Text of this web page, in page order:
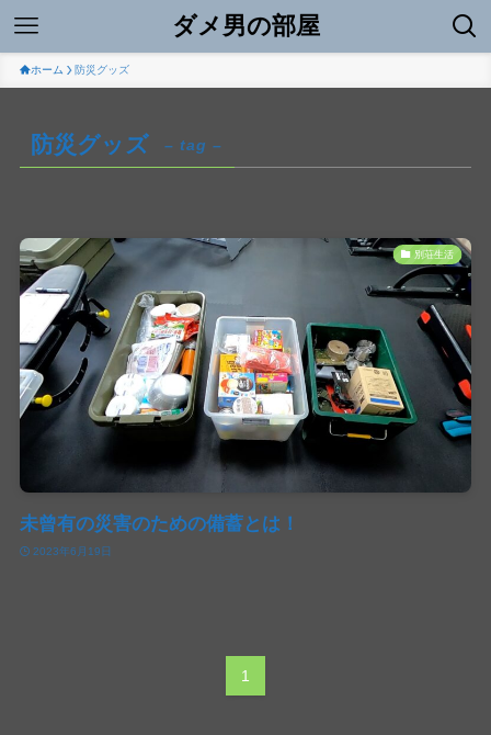
ダメ男の部屋
ホーム 防災グッズ
防災グッズ – tag –
別荘生活
未曾有の災害のための備蓄とは！
2023年6月19日
1